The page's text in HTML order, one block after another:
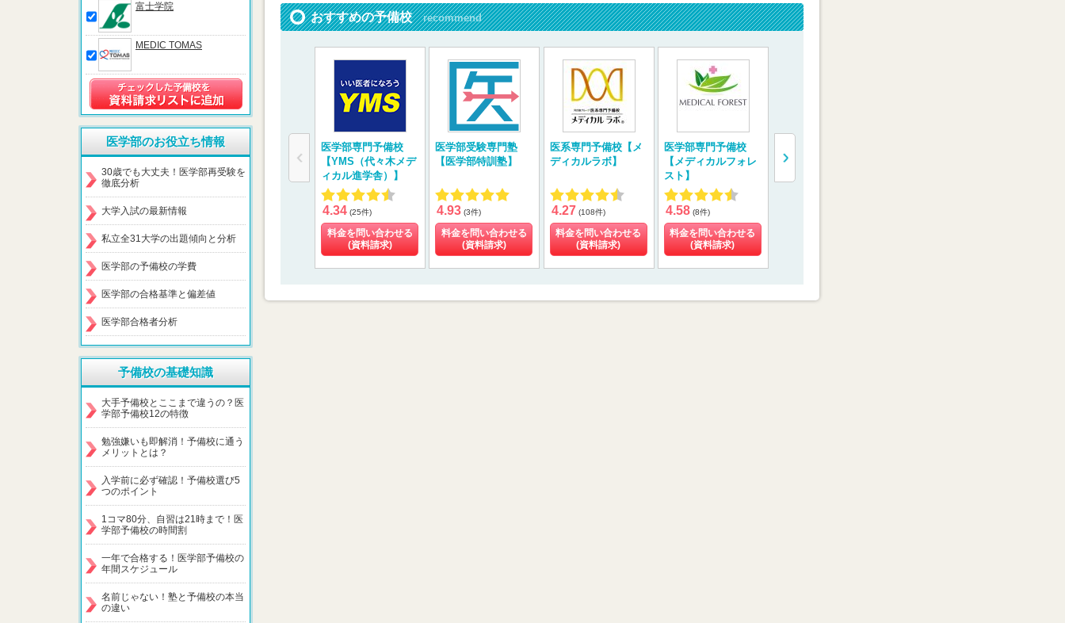
おすすめの予備校 recommend
医学部専門予備校
【YMS（代々木メデ
ィカル進学舎）】
4.34 (25件)
料金を問い合わせる
(資料請求)
医学部受験専門塾
【医学部特訓塾】
4.93 (3件)
料金を問い合わせる
(資料請求)
医系専門予備校【メ
ディカルラボ】
4.27 (108件)
料金を問い合わせる
(資料請求)
医学部専門予備校
【メディカルフォレ
スト】
4.58 (8件)
料金を問い合わせる
(資料請求)
験専門コース 【螢雪
富士学院
MEDIC TOMAS
医学部のお役立ち情報
30歳でも大丈夫！医学部再受験を
徹底分析
大学入試の最新情報
私立全31大学の出題傾向と分析
医学部の予備校の学費
医学部の合格基準と偏差値
医学部合格者分析
予備校の基礎知識
大手予備校とここまで違うの？医
学部予備校12の特徴
勉強嫌いも即解消！予備校に通う
メリットとは？
入学前に必ず確認！予備校選び5
つのポイント
1コマ80分、自習は21時まで！医
学部予備校の時間割
一年で合格する！医学部予備校の
年間スケジュール
名前じゃない！塾と予備校の本当
の違い